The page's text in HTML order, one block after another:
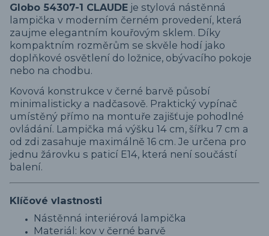
Globo 54307-1 CLAUDE je stylová nástěnná
lampička v moderním černém provedení, která
zaujme elegantním kouřovým sklem. Díky
kompaktním rozměrům se skvěle hodí jako
doplňkové osvětlení do ložnice, obývacího pokoje
nebo na chodbu.
Kovová konstrukce v černé barvě působí
minimalisticky a nadčasově. Praktický vypínač
umístěný přímo na montuře zajišťuje pohodlné
ovládání. Lampička má výšku 14 cm, šířku 7 cm a
od zdi zasahuje maximálně 16 cm. Je určena pro
jednu žárovku s paticí E14, která není součástí
balení.
Klíčové vlastnosti
Nástěnná interiérová lampička
Materiál: kov v černé barvě